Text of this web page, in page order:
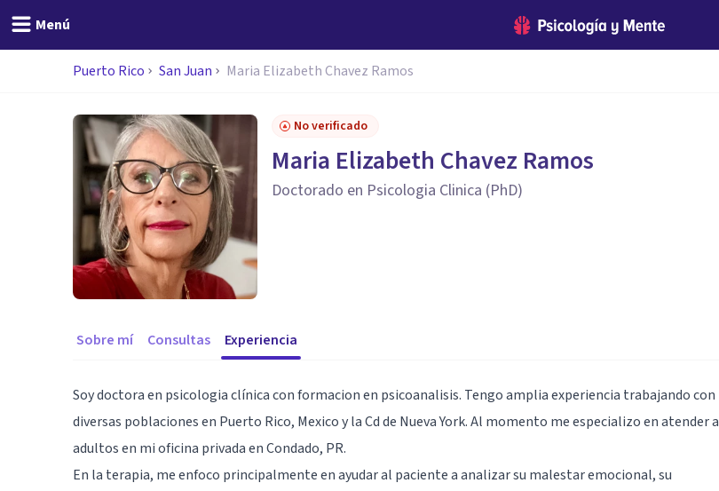
Menú
Puerto Rico San Juan Maria Elizabeth Chavez Ramos
No verificado
Maria Elizabeth Chavez Ramos
Doctorado en Psicologia Clinica (PhD)
Sobre mí Consultas Experiencia
Soy doctora en psicologia clínica con formacion en psicoanalisis. Tengo amplia experiencia trabajando con
diversas poblaciones en Puerto Rico, Mexico y la Cd de Nueva York. Al momento me especializo en atender a
adultos en mi oficina privada en Condado, PR.
En la terapia, me enfoco principalmente en ayudar al paciente a analizar su malestar emocional, su